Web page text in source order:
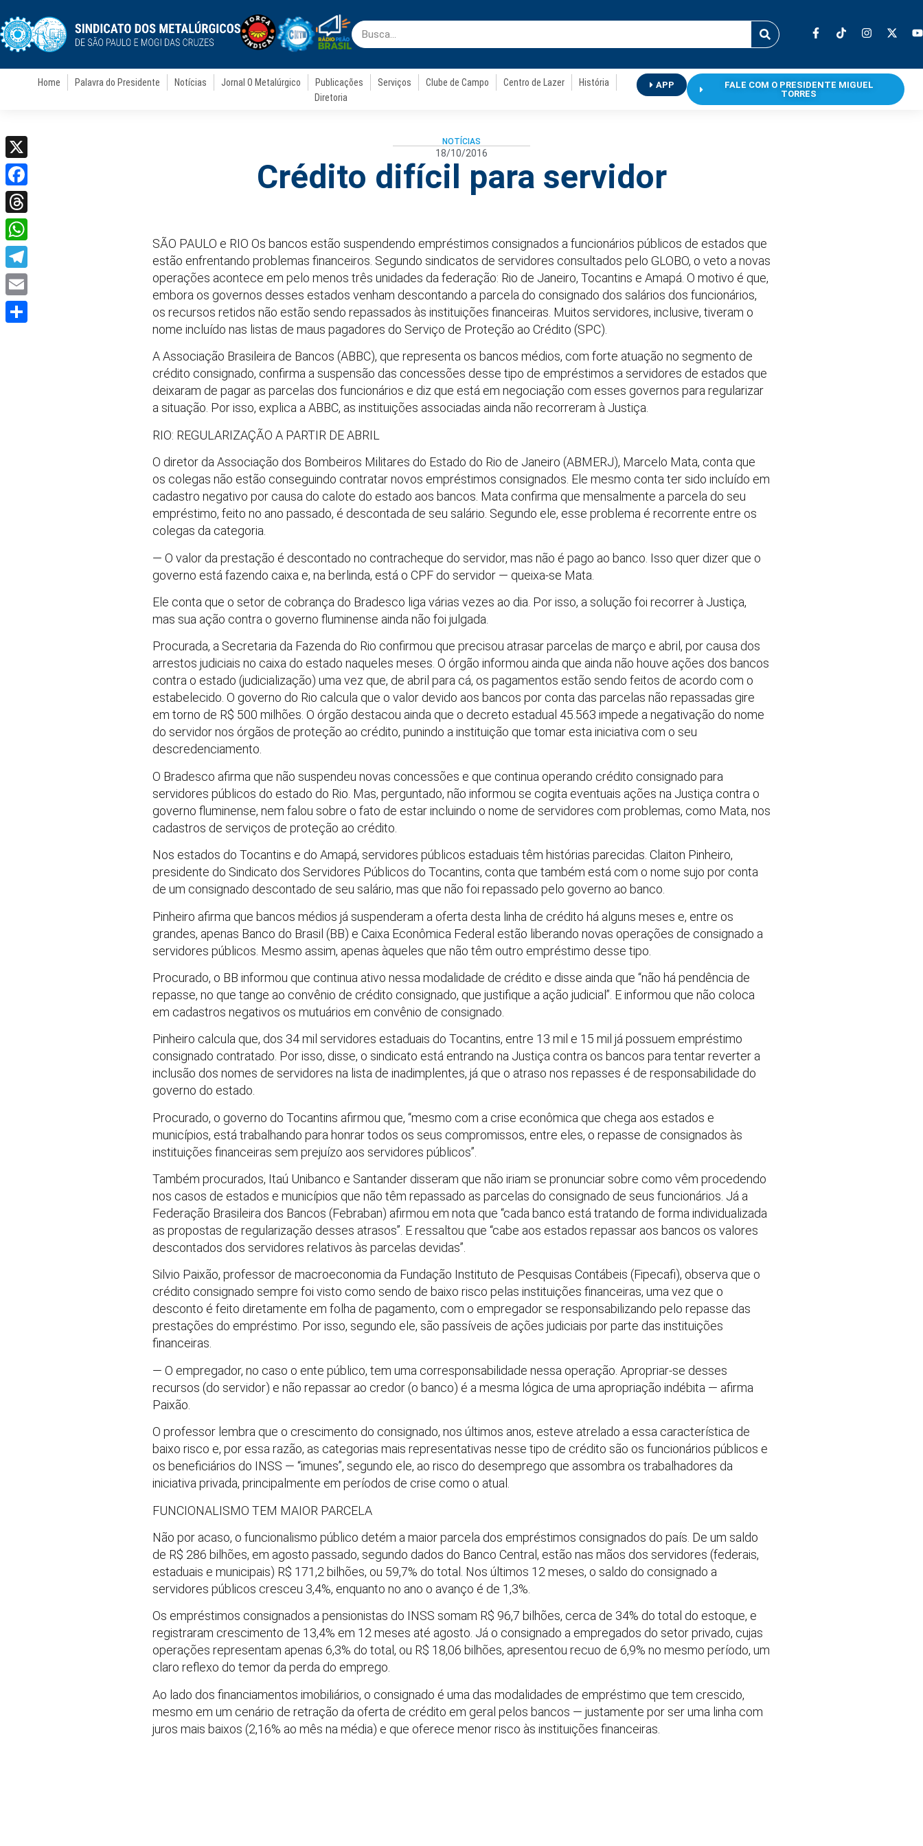
Home Palavra do Presidente Notícias Jornal O Metalúrgico Publicações Serviços Clube de Campo Centro de Lazer
História
Diretoria
APP
FALE COM O PRESIDENTE MIGUEL
TORRES
NOTÍCIAS
18/10/2016
Crédito difícil para servidor
SÃO PAULO e RIO Os bancos estão suspendendo empréstimos consignados a funcionários públicos de estados que
estão enfrentando problemas financeiros. Segundo sindicatos de servidores consultados pelo GLOBO, o veto a novas
operações acontece em pelo menos três unidades da federação: Rio de Janeiro, Tocantins e Amapá. O motivo é que,
embora os governos desses estados venham descontando a parcela do consignado dos salários dos funcionários,
os recursos retidos não estão sendo repassados às instituições financeiras. Muitos servidores, inclusive, tiveram o
nome incluído nas listas de maus pagadores do Serviço de Proteção ao Crédito (SPC).
A Associação Brasileira de Bancos (ABBC), que representa os bancos médios, com forte atuação no segmento de
crédito consignado, confirma a suspensão das concessões desse tipo de empréstimos a servidores de estados que
deixaram de pagar as parcelas dos funcionários e diz que está em negociação com esses governos para regularizar
a situação. Por isso, explica a ABBC, as instituições associadas ainda não recorreram à Justiça.
RIO: REGULARIZAÇÃO A PARTIR DE ABRIL
O diretor da Associação dos Bombeiros Militares do Estado do Rio de Janeiro (ABMERJ), Marcelo Mata, conta que
os colegas não estão conseguindo contratar novos empréstimos consignados. Ele mesmo conta ter sido incluído em
cadastro negativo por causa do calote do estado aos bancos. Mata confirma que mensalmente a parcela do seu
empréstimo, feito no ano passado, é descontada de seu salário. Segundo ele, esse problema é recorrente entre os
colegas da categoria.
— O valor da prestação é descontado no contracheque do servidor, mas não é pago ao banco. Isso quer dizer que o
governo está fazendo caixa e, na berlinda, está o CPF do servidor — queixa-se Mata.
Ele conta que o setor de cobrança do Bradesco liga várias vezes ao dia. Por isso, a solução foi recorrer à Justiça,
mas sua ação contra o governo fluminense ainda não foi julgada.
Procurada, a Secretaria da Fazenda do Rio confirmou que precisou atrasar parcelas de março e abril, por causa dos
arrestos judiciais no caixa do estado naqueles meses. O órgão informou ainda que ainda não houve ações dos bancos
contra o estado (judicialização) uma vez que, de abril para cá, os pagamentos estão sendo feitos de acordo com o
estabelecido. O governo do Rio calcula que o valor devido aos bancos por conta das parcelas não repassadas gire
em torno de R$ 500 milhões. O órgão destacou ainda que o decreto estadual 45.563 impede a negativação do nome
do servidor nos órgãos de proteção ao crédito, punindo a instituição que tomar esta iniciativa com o seu
descredenciamento.
O Bradesco afirma que não suspendeu novas concessões e que continua operando crédito consignado para
servidores públicos do estado do Rio. Mas, perguntado, não informou se cogita eventuais ações na Justiça contra o
governo fluminense, nem falou sobre o fato de estar incluindo o nome de servidores com problemas, como Mata, nos
cadastros de serviços de proteção ao crédito.
Nos estados do Tocantins e do Amapá, servidores públicos estaduais têm histórias parecidas. Claiton Pinheiro,
presidente do Sindicato dos Servidores Públicos do Tocantins, conta que também está com o nome sujo por conta
de um consignado descontado de seu salário, mas que não foi repassado pelo governo ao banco.
Pinheiro afirma que bancos médios já suspenderam a oferta desta linha de crédito há alguns meses e, entre os
grandes, apenas Banco do Brasil (BB) e Caixa Econômica Federal estão liberando novas operações de consignado a
servidores públicos. Mesmo assim, apenas àqueles que não têm outro empréstimo desse tipo.
Procurado, o BB informou que continua ativo nessa modalidade de crédito e disse ainda que “não há pendência de
repasse, no que tange ao convênio de crédito consignado, que justifique a ação judicial”. E informou que não coloca
em cadastros negativos os mutuários em convênio de consignado.
Pinheiro calcula que, dos 34 mil servidores estaduais do Tocantins, entre 13 mil e 15 mil já possuem empréstimo
consignado contratado. Por isso, disse, o sindicato está entrando na Justiça contra os bancos para tentar reverter a
inclusão dos nomes de servidores na lista de inadimplentes, já que o atraso nos repasses é de responsabilidade do
governo do estado.
Procurado, o governo do Tocantins afirmou que, “mesmo com a crise econômica que chega aos estados e
municípios, está trabalhando para honrar todos os seus compromissos, entre eles, o repasse de consignados às
instituições financeiras sem prejuízo aos servidores públicos”.
Também procurados, Itaú Unibanco e Santander disseram que não iriam se pronunciar sobre como vêm procedendo
nos casos de estados e municípios que não têm repassado as parcelas do consignado de seus funcionários. Já a
Federação Brasileira dos Bancos (Febraban) afirmou em nota que “cada banco está tratando de forma individualizada
as propostas de regularização desses atrasos”. E ressaltou que “cabe aos estados repassar aos bancos os valores
descontados dos servidores relativos às parcelas devidas”.
Silvio Paixão, professor de macroeconomia da Fundação Instituto de Pesquisas Contábeis (Fipecafi), observa que o
crédito consignado sempre foi visto como sendo de baixo risco pelas instituições financeiras, uma vez que o
desconto é feito diretamente em folha de pagamento, com o empregador se responsabilizando pelo repasse das
prestações do empréstimo. Por isso, segundo ele, são passíveis de ações judiciais por parte das instituições
financeiras.
— O empregador, no caso o ente público, tem uma corresponsabilidade nessa operação. Apropriar-se desses
recursos (do servidor) e não repassar ao credor (o banco) é a mesma lógica de uma apropriação indébita — afirma
Paixão.
O professor lembra que o crescimento do consignado, nos últimos anos, esteve atrelado a essa característica de
baixo risco e, por essa razão, as categorias mais representativas nesse tipo de crédito são os funcionários públicos e
os beneficiários do INSS — “imunes”, segundo ele, ao risco do desemprego que assombra os trabalhadores da
iniciativa privada, principalmente em períodos de crise como o atual.
FUNCIONALISMO TEM MAIOR PARCELA
Não por acaso, o funcionalismo público detém a maior parcela dos empréstimos consignados do país. De um saldo
de R$ 286 bilhões, em agosto passado, segundo dados do Banco Central, estão nas mãos dos servidores (federais,
estaduais e municipais) R$ 171,2 bilhões, ou 59,7% do total. Nos últimos 12 meses, o saldo do consignado a
servidores públicos cresceu 3,4%, enquanto no ano o avanço é de 1,3%.
Os empréstimos consignados a pensionistas do INSS somam R$ 96,7 bilhões, cerca de 34% do total do estoque, e
registraram crescimento de 13,4% em 12 meses até agosto. Já o consignado a empregados do setor privado, cujas
operações representam apenas 6,3% do total, ou R$ 18,06 bilhões, apresentou recuo de 6,9% no mesmo período, um
claro reflexo do temor da perda do emprego.
Ao lado dos financiamentos imobiliários, o consignado é uma das modalidades de empréstimo que tem crescido,
mesmo em um cenário de retração da oferta de crédito em geral pelos bancos — justamente por ser uma linha com
juros mais baixos (2,16% ao mês na média) e que oferece menor risco às instituições financeiras.
X
Facebook
Threads
WhatsApp
Telegram
Email